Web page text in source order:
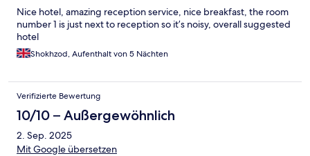
Nice hotel, amazing reception service, nice breakfast, the room
number 1 is just next to reception so it’s noisy, overall suggested
hotel
Shokhzod, Aufenthalt von 5 Nächten
Verifizierte Bewertung
10/10 – Außergewöhnlich
2. Sep. 2025
Mit Google übersetzen